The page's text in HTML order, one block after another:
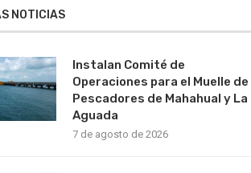
NOTICIAS
Instalan Comité de
Operaciones para el Muelle de
Pescadores de Mahahual y La
Aguada
7 de agosto de 2026